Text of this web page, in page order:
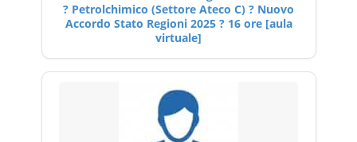
? Petrolchimico (Settore Ateco C) ? Nuovo
Accordo Stato Regioni 2025 ? 16 ore [aula
virtuale]